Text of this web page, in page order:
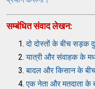
सम्बंधित संवाद लेखन:
दो दोस्तों के बीच सड़क
यात्री और संवाहक के
बादल और किसान के
एक नेता और मतदाता के